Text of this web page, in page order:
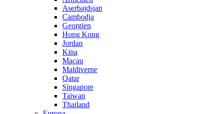
Aserbajdsjan
Cambodja
Georgien
Hong Kong
Jordan
Kina
Macau
Maldiverne
Qatar
Singapore
Taiwan
Thailand